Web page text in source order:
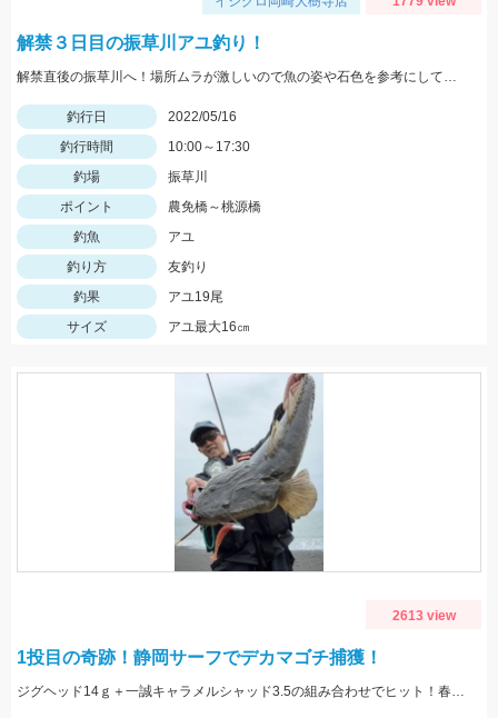
解禁３日目の振草川アユ釣り！
解禁直後の振草川へ！場所ムラが激しいので魚の姿や石色を参考にして入川しましょう。大樹寺店スタッフ岩崎釣行
釣行日
2022/05/16
釣行時間
10:00～17:30
釣場
振草川
ポイント
農免橋～桃源橋
釣魚
アユ
釣り方
友釣り
釣果
アユ19尾
サイズ
アユ最大16㎝
2613 view
1投目の奇跡！静岡サーフでデカマゴチ捕獲！
ジグヘッド14ｇ＋一誠キャラメルシャッド3.5の組み合わせでヒット！春の駿河湾サーフはマゴチ、ヒラメ、マダイ、青物など魚種が超豊富！